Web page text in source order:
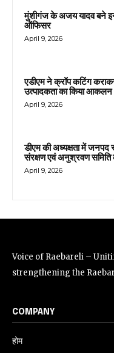
मुंशीगंज के अजय यादव बने
ऑफिसर
April 9, 2026
एडीएम ने क्रॉप कटिंग
उत्पादकता का किया आकलन
April 9, 2026
डीएम की अध्यक्षता में जनपद
संरक्षण एवं अनुश्रवण
April 9, 2026
Voice of Raebareli –
strengthening the
COMPANY
होम